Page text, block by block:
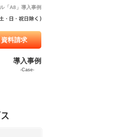
「A8」導入事例
導入事例
-Case-
料請求